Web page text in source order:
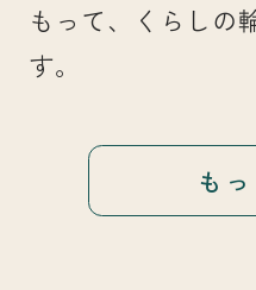
もって、くらしの
す。
も